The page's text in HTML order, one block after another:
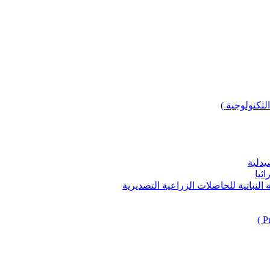
)
للحاصلات الزراعية التصديرية